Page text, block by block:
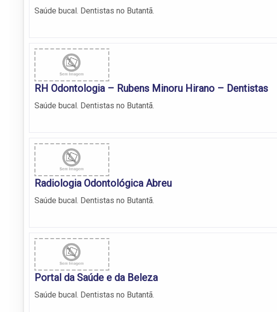
Saúde bucal. Dentistas no Butantã.
RH Odontologia – Rubens Minoru Hirano – Dentistas
Saúde bucal. Dentistas no Butantã.
Radiologia Odontológica Abreu
Saúde bucal. Dentistas no Butantã.
Portal da Saúde e da Beleza
Saúde bucal. Dentistas no Butantã.